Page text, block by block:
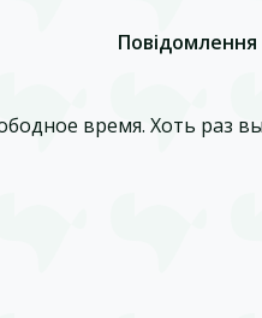
Повідомлення
время. Хоть раз